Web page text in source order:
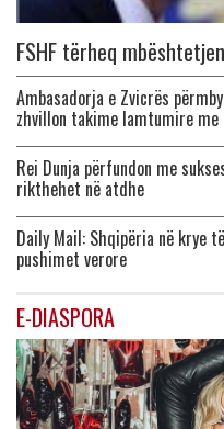
FSHF tërheq
Ambasadorja e Zvicrës
zhvillon takime lamtumire
Rei Dunja përfundon me
rikthehet në atdhe
Daily Mail: Shqipëria në krye
pushimet verore
E-DIASPORA